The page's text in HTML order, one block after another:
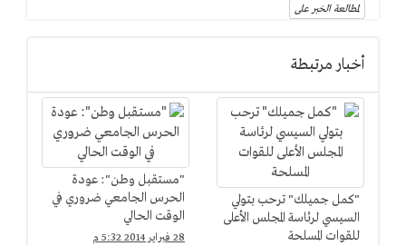
لمطالعة الخبر على
أخبار مرتبطة
"كمل جميلك" ترحب بتولي
السيسي لرئاسة المجلس الأعلى
للقوات المسلحة
"مستقبل وطن": عودة
الحرس الجامعي ضروري في
الوقت الحالي
28 فبراير 2014 5:32 م